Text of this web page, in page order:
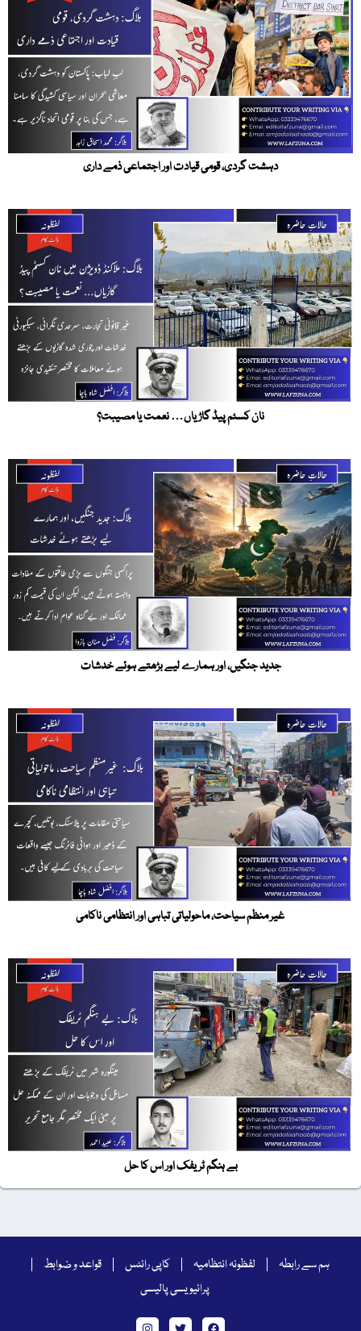
دہشت گردی، قومی قیادت اور اجتماعی ذمے داری
نان کسٹم پیڈ گاڑیاں… نعمت یا مصیبت؟
جدید جنگیں، اور ہمارے لیے بڑھتے ہوئے خدشات
غیر منظم سیاحت، ماحولیاتی تباہی اور انتظامی ناکامی
بے ہنگم ٹریفک اور اس کا حل
ہم سے رابطہ لفظونہ انتظامیہ کاپی رائٹس
قواعد و ضوابط
پرائیویسی پالیسی